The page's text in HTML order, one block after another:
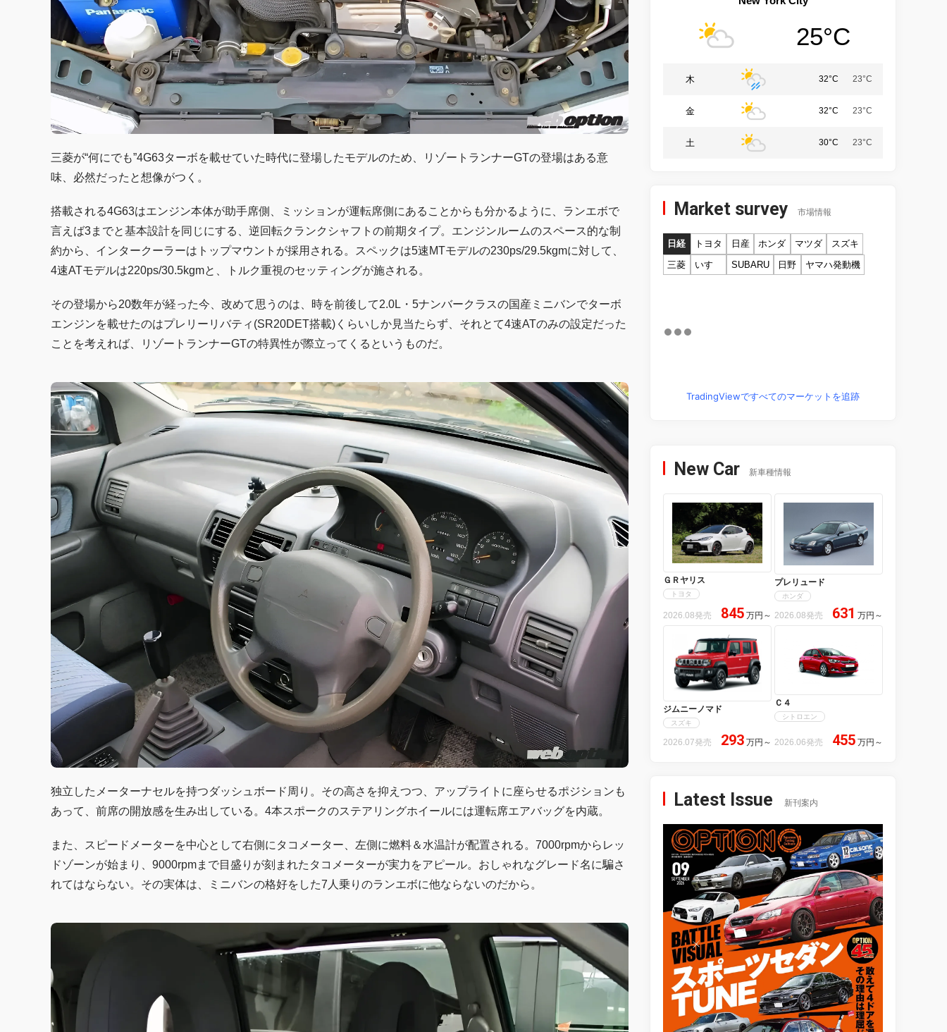
三菱が“何にでも”4G63ターボを載せていた時代に登場したモデルのため、リゾートランナーGTの登場はある意
味、必然だったと想像がつく。
搭載される4G63はエンジン本体が助手席側、ミッションが運転席側にあることからも分かるように、ランエボで
言えば3までと基本設計を同じにする、逆回転クランクシャフトの前期タイプ。エンジンルームのスペース的な制
約から、インタークーラーはトップマウントが採用される。スペックは5速MTモデルの230ps/29.5kgmに対して、
4速ATモデルは220ps/30.5kgmと、トルク重視のセッティングが施される。
その登場から20数年が経った今、改めて思うのは、時を前後して2.0L・5ナンバークラスの国産ミニバンでターボ
エンジンを載せたのはプレリーリバティ(SR20DET搭載)くらいしか見当たらず、それとて4速ATのみの設定だった
ことを考えれば、リゾートランナーGTの特異性が際立ってくるというものだ。
独立したメーターナセルを持つダッシュボード周り。その高さを抑えつつ、アップライトに座らせるポジションも
あって、前席の開放感を生み出している。4本スポークのステアリングホイールには運転席エアバッグを内蔵。
また、スピードメーターを中心として右側にタコメーター、左側に燃料＆水温計が配置される。7000rpmからレッ
ドゾーンが始まり、9000rpmまで目盛りが刻まれたタコメーターが実力をアピール。おしゃれなグレード名に騙さ
れてはならない。その実体は、ミニバンの格好をした7人乗りのランエボに他ならないのだから。
25°C
木 32°C 23°C
金 32°C 23°C
土 30°C 23°C
Market survey 市場情報
日経 トヨタ 日産 ホンダ マツダ
スズキ
三菱
いすゞ SUBARU 日野 ヤマハ発動機
TradingViewですべてのマーケットを追跡
New Car 新車種情報
ＧＲヤリス
トヨタ
2026.08発売 845 万円 ～
プレリュード
ホンダ
2026.08発売 631 万円 ～
ジムニーノマド
スズキ
2026.07発売 293 万円 ～
Ｃ４
シトロエン
2026.06発売 455 万円 ～
Latest Issue 新刊案内